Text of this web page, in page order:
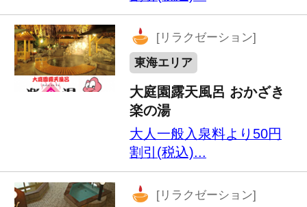
サイトマップ
「生き方応援ポイント」利用規約
プライバシーポリシー